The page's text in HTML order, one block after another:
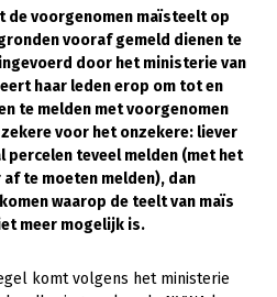
de voorgenomen maïsteelt op
vooraf gemeld dienen te
door het ministerie van
haar leden erop om tot en
te melden met voorgenomen
voor het onzekere: liever
percelen teveel melden (met het
te moeten melden), dan
waarop de teelt van maïs
meer mogelijk is.
komt volgens het ministerie